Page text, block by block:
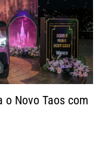
o Novo Taos com